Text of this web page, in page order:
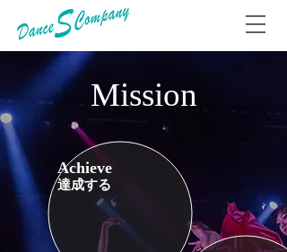
​Mission
Achieve
達成する